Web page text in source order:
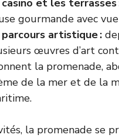
casino et les terrasses
gourmande avec
parcours artistique :
œuvres d’art
la promenade,
de la mer et de la
la promenade se